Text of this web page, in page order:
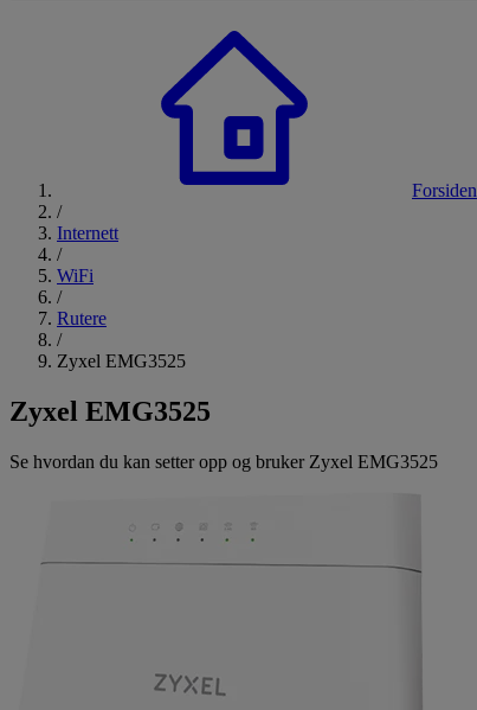
Forsiden
/
Internett
/
WiFi
/
Rutere
/
Zyxel EMG3525
Zyxel EMG3525
Se hvordan du kan setter opp og bruker Zyxel EMG3525